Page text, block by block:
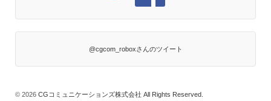
@cgcom_roboxさんのツイート
© 2026 CGコミュニケーションズ株式会社 All Rights Reserved.